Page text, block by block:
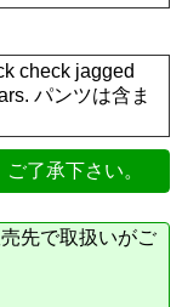
check jagged
パンツは含ま
了承下さい。
先で取扱いがご